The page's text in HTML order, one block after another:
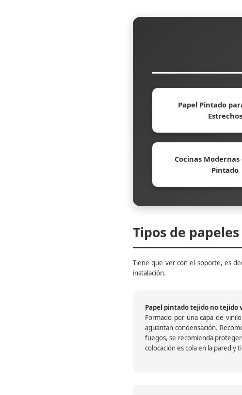
Papel Pintado
Estrechos
Cocinas Modernas
Pintado
Tipos de
Tiene que ver con el soporte, es
instalación.
Papel pintado tejido no tejido
Formado por una capa de
aguantan condensación.
fuegos, se recomienda
colocación es cola en la pared y